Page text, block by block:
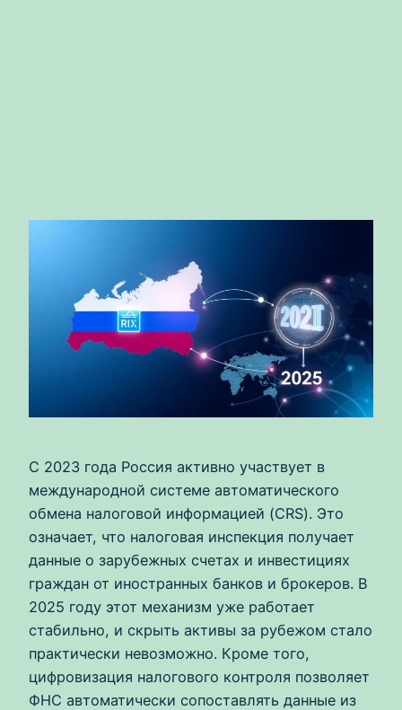
С 2023 года Россия активно участвует в
международной системе автоматического
обмена налоговой информацией (CRS). Это
означает, что налоговая инспекция получает
данные о зарубежных счетах и инвестициях
граждан от иностранных банков и брокеров. В
2025 году этот механизм уже работает
стабильно, и скрыть активы за рубежом стало
практически невозможно. Кроме того,
цифровизация налогового контроля позволяет
ФНС автоматически сопоставлять данные из